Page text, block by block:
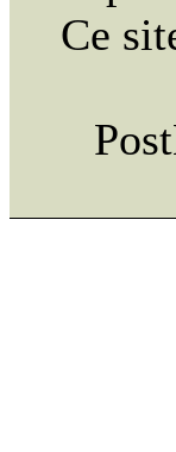
Ce